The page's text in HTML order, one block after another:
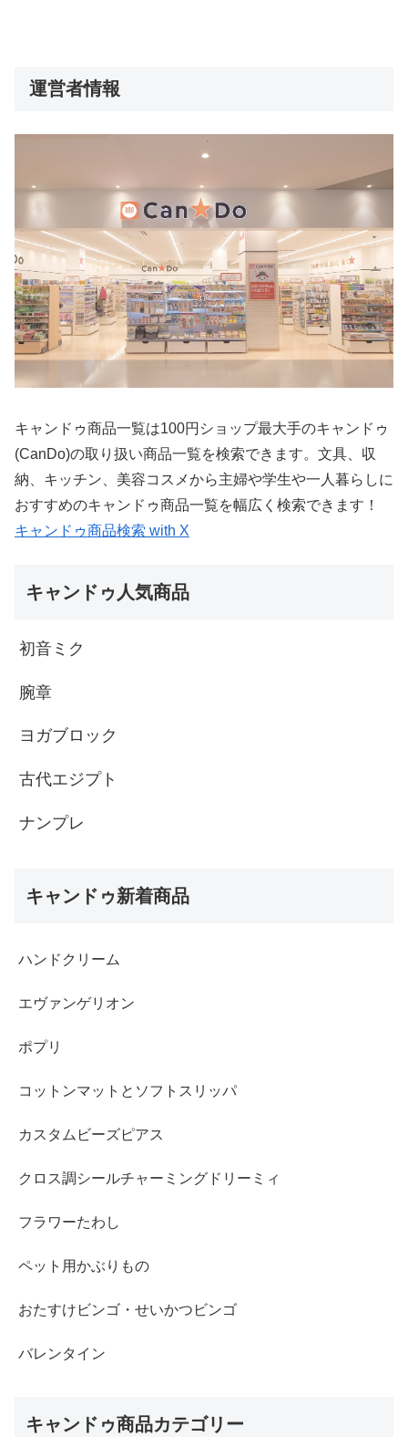
運営者情報
キャンドゥ商品一覧は100円ショップ最大手のキャンドゥ
(CanDo)の取り扱い商品一覧を検索できます。文具、収
納、キッチン、美容コスメから主婦や学生や一人暮らしに
おすすめのキャンドゥ商品一覧を幅広く検索できます！
キャンドゥ商品検索 with X
キャンドゥ人気商品
初音ミク
腕章
ヨガブロック
古代エジプト
ナンプレ
キャンドゥ新着商品
ハンドクリーム
エヴァンゲリオン
ポプリ
コットンマットとソフトスリッパ
カスタムビーズピアス
クロス調シールチャーミングドリーミィ
フラワーたわし
ペット用かぶりもの
おたすけビンゴ・せいかつビンゴ
バレンタイン
キャンドゥ商品カテゴリー